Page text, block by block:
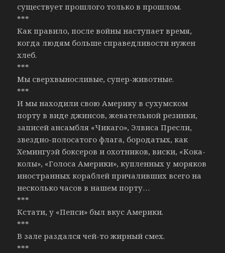
существует прошлого только в прошлом.
***
Как правило, после войны наступает время,
когда людям больше справедливости нужен
хлеб.
***
Мы сверхвыносливые, супер-животные.
***
И мы находили свою Америку в сухумском
порту в виде джинсов, жевательной резинки,
записей ансамбля «Чикаго», Элвиса Пресли,
звездно-полосатого флага, бородатых, как
Хемингуэй боксеров и охотников, виски, «Кока-
колы», «Голоса Америки», купленных у моряков
иностранных кораблей причаливших всего на
несколько часов в нашем порту…
***
Кстати, у «Пепси» был вкус Америки.
***
В зале раздался чей-то жирный смех.
***